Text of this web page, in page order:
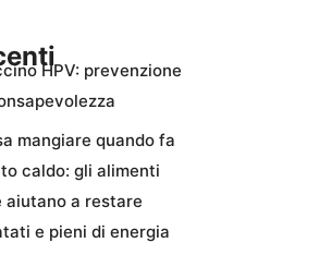
HPV: prevenzione
mangiare quando fa
caldo: gli alimenti
aiutano a restare
e pieni di energia